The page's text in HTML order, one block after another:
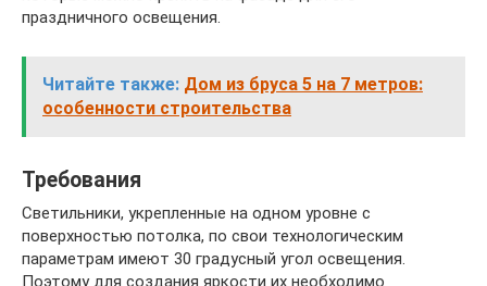
праздничного освещения.
Читайте также: Дом из бруса 5 на 7 метров:
особенности строительства
Требования
Светильники, укрепленные на одном уровне с
поверхностью потолка, по свои технологическим
параметрам имеют 30 градусный угол освещения.
Поэтому для создания яркости их необходимо